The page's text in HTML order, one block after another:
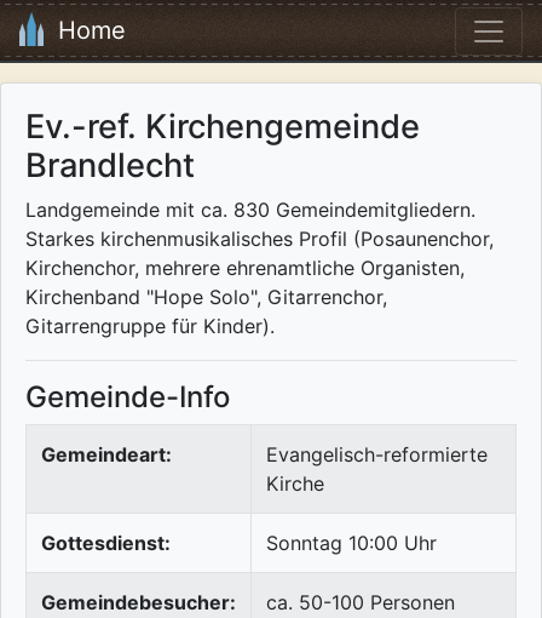
Home
Ev.-ref. Kirchengemeinde
Brandlecht
Landgemeinde mit ca. 830 Gemeindemitgliedern.
Starkes kirchenmusikalisches Profil (Posaunenchor,
Kirchenchor, mehrere ehrenamtliche Organisten,
Kirchenband "Hope Solo", Gitarrenchor,
Gitarrengruppe für Kinder).
Gemeinde-Info
Gemeindeart:
Evangelisch-reformierte
Kirche
Gottesdienst: Sonntag 10:00 Uhr
Gemeindebesucher: ca. 50-100 Personen